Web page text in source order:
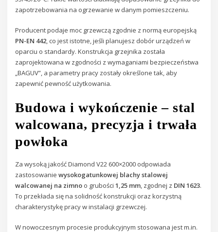
zapotrzebowania na ogrzewanie w danym pomieszczeniu.
Producent podaje moc grzewczą zgodnie z normą europejską
PN-EN 442, co jest istotne, jeśli planujesz dobór urządzeń w
oparciu o standardy. Konstrukcja grzejnika została
zaprojektowana w zgodności z wymaganiami bezpieczeństwa
„BAGUV”, a parametry pracy zostały określone tak, aby
zapewnić pewność użytkowania.
Budowa i wykończenie – stal
walcowana, precyzja i trwała
powłoka
Za wysoką jakość Diamond V22 600×2000 odpowiada
zastosowaniewysokogatunkowej blachy stalowej
walcowanej na zimno o grubości1,25 mm, zgodnej z DIN 1623.
To przekłada się na solidność konstrukcji oraz korzystną
charakterystykę pracy w instalacji grzewczej.
W nowoczesnym procesie produkcyjnym stosowana jest m.in.